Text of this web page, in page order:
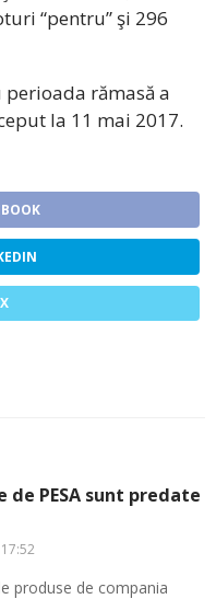
“pentru” şi 296
rămasă a
la 11 mai 2017.
PESA sunt predate
produse de compania